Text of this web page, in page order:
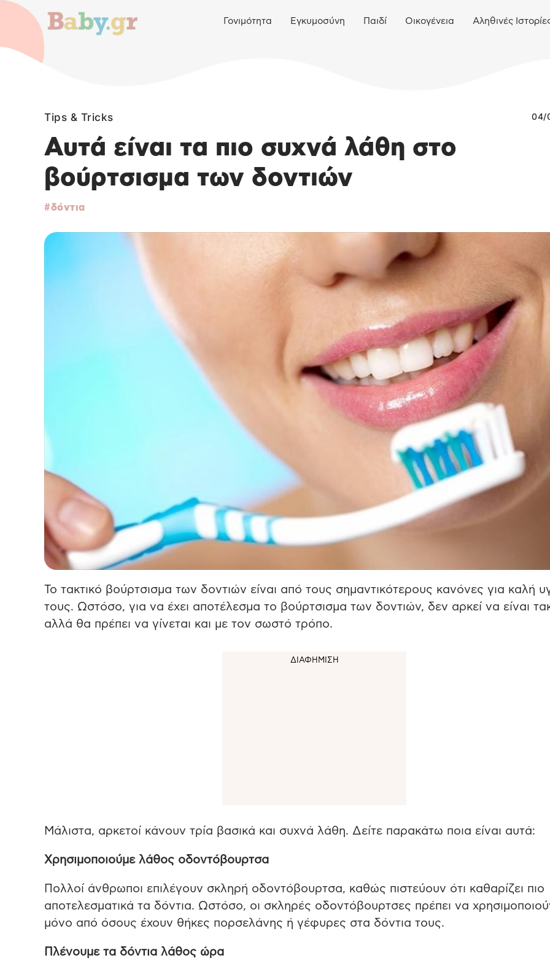
Γονιμότητα Εγκυμοσύνη Παιδί Οικογένεια Αληθινές
Tips & Tricks 04/
Αυτά είναι τα πιο συχνά λάθη στο
βούρτσισμα των δοντιών
δόντια
Το τακτικό βούρτσισμα των δοντιών είναι από τους σημαντικότερους κανόνες για καλή
τους. Ωστόσο, για να έχει αποτέλεσμα το βούρτσισμα των δοντιών, δεν αρκεί να είναι
αλλά θα πρέπει να γίνεται και με τον σωστό τρόπο.
Μάλιστα, αρκετοί κάνουν τρία βασικά και συχνά λάθη. Δείτε παρακάτω ποια είναι αυτά:
Χρησιμοποιούμε λάθος οδοντόβουρτσα
Πολλοί άνθρωποι επιλέγουν σκληρή οδοντόβουρτσα, καθώς πιστεύουν ότι καθαρίζει πιο
αποτελεσματικά τα δόντια. Ωστόσο, οι σκληρές οδοντόβουρτσες πρέπει να
μόνο από όσους έχουν θήκες πορσελάνης ή γέφυρες στα δόντια τους.
Πλένουμε τα δόντια λάθος ώρα